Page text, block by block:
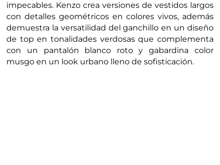
impecables. Kenzo crea versiones de vestidos largos
con detalles geométricos en colores vivos, además
demuestra la versatilidad del ganchillo en un diseño
de top en tonalidades verdosas que complementa
con un pantalón blanco roto y gabardina color
musgo en un look urbano lleno de sofisticación.